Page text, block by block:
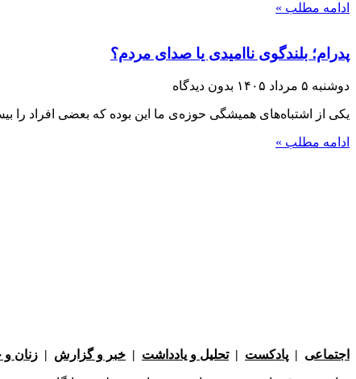
ادامه مطلب »
پدرام؛ بلندگوی ناامیدی یا صدای مردم؟
دوشنبه ۵ مرداد ۱۴۰۵ بدون دیدگاه
یکی از اشتباه‌های همیشگی حوزه‌ی ما این بوده که بعضی افراد را
ادامه مطلب »
اجتماعی | پادکست |تحلیل و یادداشت | خبر و گزارش | زنان